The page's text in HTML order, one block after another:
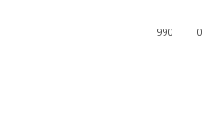
0
990